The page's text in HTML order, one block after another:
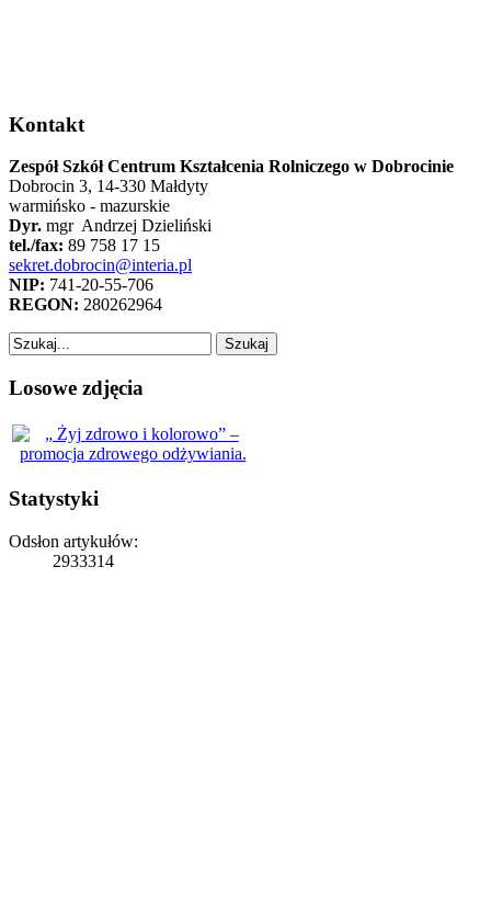
Kontakt
Zespół Szkół Centrum Kształcenia Rolniczego w Dobrocinie
Dobrocin 3, 14-330 Małdyty
warmińsko - mazurskie
Dyr. mgr Andrzej Dzieliński
tel./fax: 89 758 17 15
sekret.dobrocin@interia.pl
NIP: 741-20-55-706
REGON: 280262964
Losowe zdjęcia
Statystyki
Odsłon artykułów:
2933314